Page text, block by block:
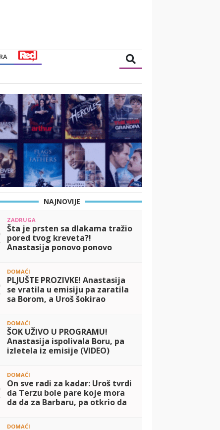
NAJNOVIJE
ZADRUGA
Šta je prsten sa dlakama tražio
pored tvog kreveta?!
Anastasija ponovo ponovo
sa Borom, Uroš dao svoj sud:
Pomiriće se z
DOMAĆI
PLJUŠTE PROZIVKE! Anastasija
se vratila u emisiju pa zaratila
sa Borom, a Uroš šokirao
VEST, NA SVE PRISTAJEM (VIDEO)
DOMAĆI
ŠOK UŽIVO U PROGRAMU!
Anastasija ispolivala Boru, pa
izletela iz emisije (VIDEO)
DOMAĆI
On sve radi za kadar: Uroš tvrdi
da Terzu bole pare koje mora
da da za Barbaru, pa otkrio da
Bojanu da bi sreo Milicu (VIDEO)
DOMAĆI